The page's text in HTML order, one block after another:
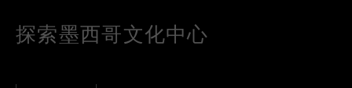
探索墨西哥文化中心